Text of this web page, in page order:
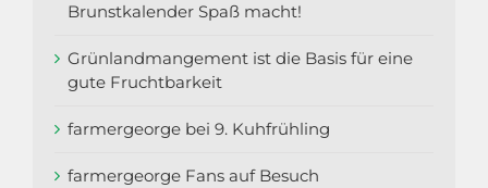
Brunstkalender Spaß macht!
Grünlandmangement ist die Basis für eine
gute Fruchtbarkeit
farmergeorge bei 9. Kuhfrühling
farmergeorge Fans auf Besuch